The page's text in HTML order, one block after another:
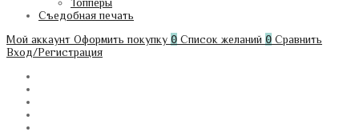
Съедобная печать
Мой аккаунт Оформить покупку 0 Список желаний 0 Сравнить
Вход/Регистрация